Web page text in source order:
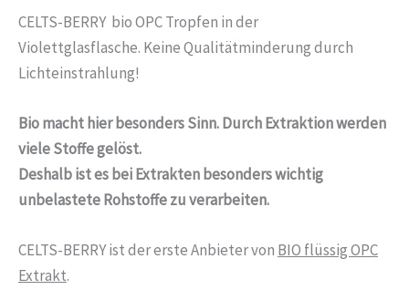
CELTS-BERRY bio OPC Tropfen in der
Violettglasflasche. Keine Qualitätminderung durch
Lichteinstrahlung!
Bio macht hier besonders Sinn. Durch Extraktion werden
viele Stoffe gelöst.
Deshalb ist es bei Extrakten besonders wichtig
unbelastete Rohstoffe zu verarbeiten.
CELTS-BERRY ist der erste Anbieter von BIO flüssig OPC
Extrakt.